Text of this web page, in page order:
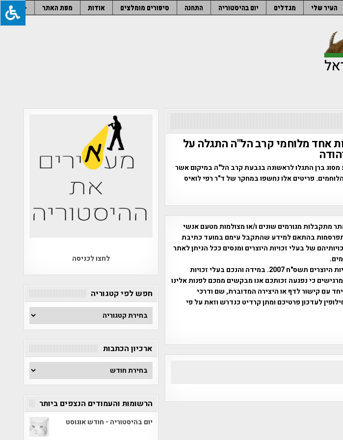
העיר שלי מגדלים יום בהיסטוריה התחנה סיפורים מומלצים אודות מפת האתר –
אחד מלוחמי קרב הל"ה התגלה על
מסוג ברן התגלו לראשונה בגבעת קרב הל"ה במיקום אשר
פריטים אלו נחשפו במחקר של ד"ר רפי לואיס
מתקבלות מגורמים שונים ו/או מצולמות מטעם אנשי
בהתאם למידע שהתקבל עימם במועד כתיבת
של בעלי זכויות היוצרים ומנסים ככל הניתן לאתר
השימוש נעשה על פי עדכון 5 לסעיף 27א לחוק זכויות היוצרים תשס"ח 2007. במידה והנכם בעלי זכויות
כי נפגעה זכותכם אנו מבקשים ממכם לפנות אלינו
באמצעות דואר אלקטרוני law27a at mapah.co.il יחד עם קישור לדף או היצירה המדוברת, שם ודרכי
לעדכון פרטיכם ומתן קרדיט כנדרש וזאת על פי
לחצו לכניסה
חפש לפי קטגוריה
חפש
לפי
קטגוריה
ארכיון הכתבות
ארכיון
הכתבות
הרשומות והעמודים הנצפים ביותר
יום בהיסטוריה - חודש אוגוסט